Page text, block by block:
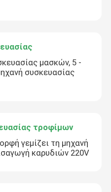
μασκών, 5 -
συσκευασίας
τροφίμων
γεμίζει τη μηχανή
καρυδιών 220V